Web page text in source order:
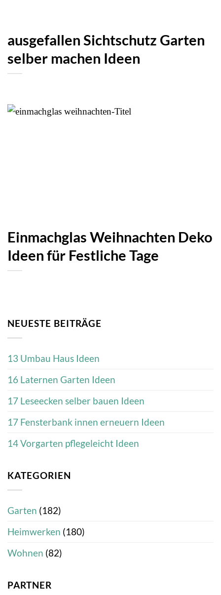
ausgefallen Sichtschutz Garten
selber machen Ideen
Einmachglas Weihnachten Deko
Ideen für Festliche Tage
NEUESTE BEITRÄGE
13 Umbau Haus Ideen
16 Laternen Garten Ideen
17 Leseecken selber bauen Ideen
17 Fensterbank innen erneuern Ideen
14 Vorgarten pflegeleicht Ideen
KATEGORIEN
Garten (182)
Heimwerken (180)
Wohnen (82)
PARTNER